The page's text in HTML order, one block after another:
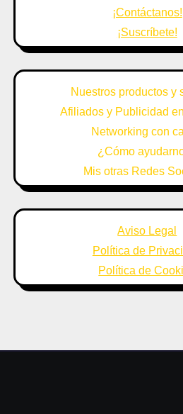
¡Contáctanos!
¡Suscríbete!
Nuestros productos y
Afiliados y Publicidad
Networking con
¿Cómo
Mis otras Redes
Aviso Legal
Política de
Política de